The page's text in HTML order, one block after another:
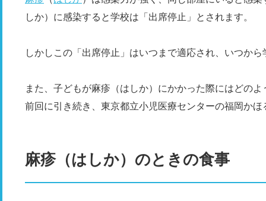
しか）に感染すると学校は「出席停止」とされます。
しかしこの「出席停止」はいつまで適応され、いつか
また、子どもが麻疹（はしか）にかかった際にはどの
前回に引き続き、東京都立小児医療センターの福岡か
麻疹（はしか）のときの食事